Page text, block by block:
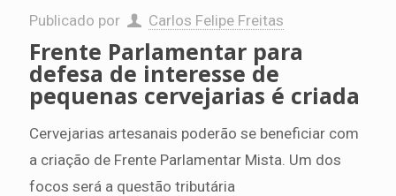
Publicado por Carlos Felipe Freitas
Frente Parlamentar para
defesa de interesse de
pequenas cervejarias é criada
Cervejarias artesanais poderão se beneficiar com
a criação de Frente Parlamentar Mista. Um dos
focos será a questão tributária